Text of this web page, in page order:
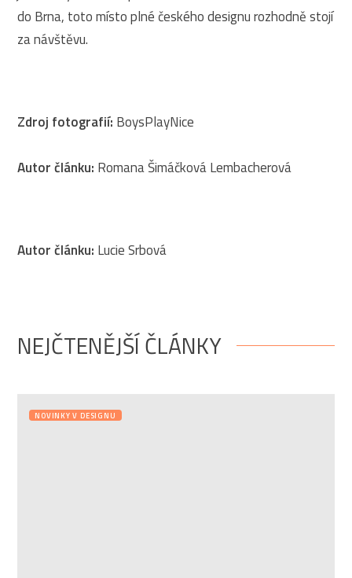
do Brna, toto místo plné českého designu rozhodně stojí
za návštěvu.
Zdroj fotografií: BoysPlayNice
Autor článku: Romana Šimáčková Lembacherová
Autor článku: Lucie Srbová
NEJČTENĚJŠÍ ČLÁNKY
NOVINKY V DESIGNU